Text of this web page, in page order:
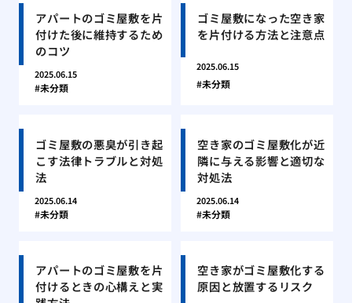
アパートのゴミ屋敷を片
付けた後に維持するため
のコツ
2025.06.15
未分類
ゴミ屋敷になった空き家
を片付ける方法と注意点
2025.06.15
未分類
ゴミ屋敷の悪臭が引き起
こす法律トラブルと対処
法
2025.06.14
未分類
空き家のゴミ屋敷化が近
隣に与える影響と適切な
対処法
2025.06.14
未分類
アパートのゴミ屋敷を片
付けるときの心構えと実
空き家がゴミ屋敷化する
原因と放置するリスク